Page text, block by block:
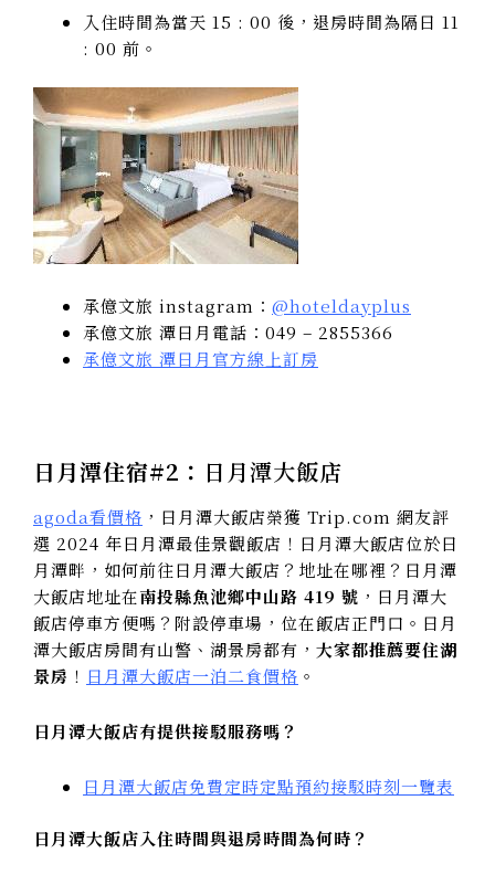
入住時間為當天 15 : 00 後，退房時間為隔日 11
: 00 前。
承億文旅 instagram： @hoteldayplus
承億文旅 潭日月電話：049 – 2855366
承億文旅 潭日月官方線上訂房
日月潭住宿#2： 日月潭大飯店
agoda看價格 ，日月潭大飯店榮獲 Trip.com 網友評
選 2024 年日月潭最佳景觀飯店！日月潭大飯店位於日
月潭畔，如何前往日月潭大飯店？地址在哪裡？日月潭
大飯店地址在南投縣魚池鄉中山路 419 號 ，日月潭大
飯店停車方便嗎？附設停車場，位在飯店正門口。日月
潭大飯店房間有山警、湖景房都有， 大家都推薦要住湖
景房 ！ 日月潭大飯店一泊二食價格 。
日月潭大飯店有提供接駁服務嗎？
日月潭大飯店免費定時定點預約接駁時刻一覽表
日月潭大飯店入住時間與退房時間為何時？